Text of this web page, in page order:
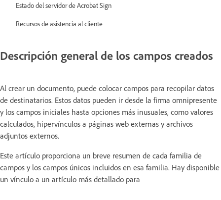
Estado del servidor de Acrobat Sign
Recursos de asistencia al cliente
Descripción general de los campos creados
Al crear un documento, puede colocar campos para recopilar datos
de destinatarios. Estos datos pueden ir desde la firma omnipresente
y los campos iniciales hasta opciones más inusuales, como valores
calculados, hipervínculos a páginas web externas y archivos
adjuntos externos.
Este artículo proporciona un breve resumen de cada familia de
campos y los campos únicos incluidos en esa familia. Hay disponible
un vínculo a un artículo más detallado para